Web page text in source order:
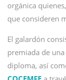
orgánica
que consideren
El galardón
premiada de
diploma, así